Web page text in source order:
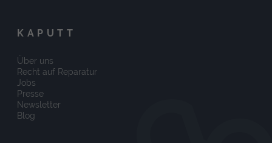
KAPUTT
Über uns
Recht auf Reparatur
Jobs
Presse
Newsletter
Blog